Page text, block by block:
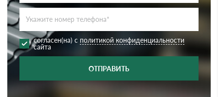
согласен(на) с политикой конфиденциальности
сайта
ОТПРАВИТЬ